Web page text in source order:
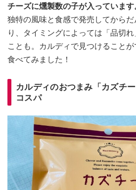
チーズに燻製数の子が入っています
独特の風味と食感で発売してから
り、タイミングによっては「品切
ことも。カルディで見つけることが
食べてみました！
カルディのおつまみ「カズチ
コスパ